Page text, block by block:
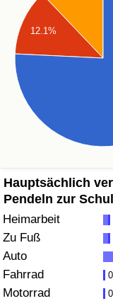
12.1%
Hauptsächlich
Pendeln zur
Heimarbeit
Zu Fuß
Auto
Fahrrad
Motorrad